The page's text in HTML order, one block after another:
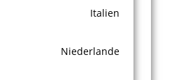
Italien
Niederlande